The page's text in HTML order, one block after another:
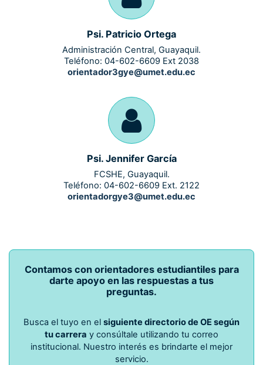
Psi. Patricio Ortega
Administración Central, Guayaquil.
Teléfono: 04-602-6609 Ext 2038
orientador3gye@umet.edu.ec
Psi. Jennifer García
FCSHE, Guayaquil.
Teléfono: 04-602-6609 Ext. 2122
orientadorgye3@umet.edu.ec
Contamos con orientadores estudiantiles para
darte apoyo en las respuestas a tus
preguntas.
Busca el tuyo en el siguiente directorio de OE según
tu carrera y consúltale utilizando tu correo
institucional. Nuestro interés es brindarte el mejor
servicio.